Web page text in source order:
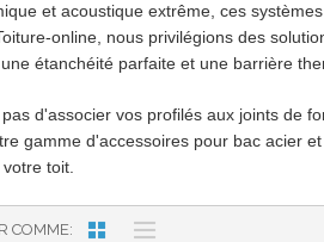
et acoustique extrême, ces
online, nous privilégions des
étanchéité parfaite et une barrière
d'associer vos profilés aux joints de
gamme d'accessoires pour bac acier
toit.
COMME